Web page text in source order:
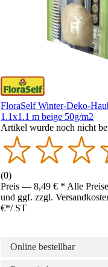
FloraSelf Winter-Deko-
1.1x1.1 m beige 50g/m2
Artikel wurde noch nicht
(0)
Preis — 8,49 € * Alle
und ggf. zzgl.
€*/ ST
Online bestellbar